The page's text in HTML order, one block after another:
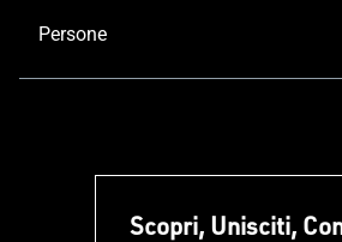
Persone
Scopri, Unisciti,